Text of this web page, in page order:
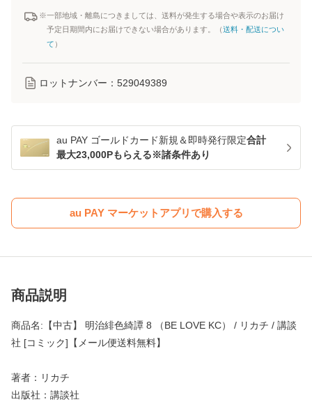
※一部地域・離島につきましては、送料が発生する場合や表示のお届け
予定日期間内にお届けできない場合があります。（送料・配送につい
て ）
ロットナンバー： 529049389
au PAY ゴールドカード新規＆即時発行限定合計
最大23,000Pもらえる※諸条件あり
au PAY マーケットアプリで購入する
商品説明
商品名:【中古】 明治緋色綺譚 8 （BE LOVE KC） / リカチ / 講談
社 [コミック]【メール便送料無料】
著者：リカチ
出版社：講談社